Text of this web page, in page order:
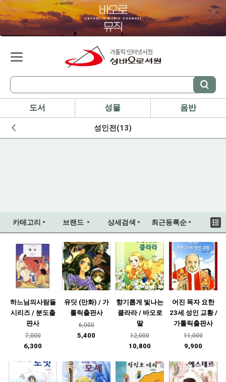
도서 성물 음반
성인전(13)
카테고리 브랜드 상세검색 최근등록순
하느님의사람들
시리즈 / 분도출
판사
7,000
6,300
유딧 (만화) / 가
톨릭출판사
6,000
5,400
향기롭게 빛나는
클라라 / 바오로
딸
12,000
10,800
어진 목자 요한
23세 성인 교황 /
가톨릭출판사
11,000
9,900